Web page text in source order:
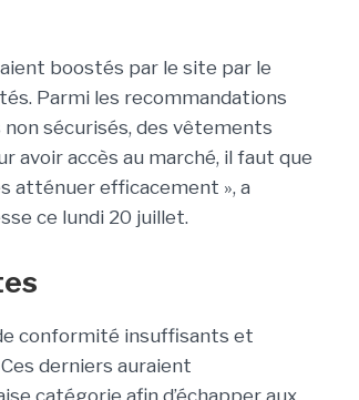
boostés par le site par le
Parmi les recommandations
sécurisés, des vêtements
avoir accès au marché, il faut que
atténuer efficacement », a
ce lundi 20 juillet.
conformité insuffisants et
derniers auraient
catégorie afin d’échapper aux